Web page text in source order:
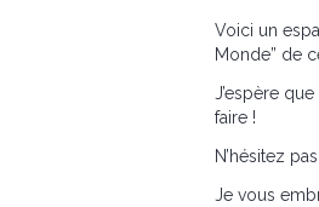
Voici un
Monde” de
J’espère
faire !
N’hésitez
Je vous